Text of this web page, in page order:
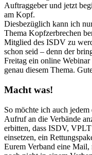
Auftraggeber und jetzt
am Kopf.
Diesbezüglich kann ich
Thema Kopfzerbrechen
Mitglied des ISDV zu
schon seid – denn der
Freitag ein online
genau diesem Thema.
Macht was!
So möchte ich auch
Aufruf an die Verbände
erbitten, dass ISDV,
einsetzen, ein
Eurem Verband eine